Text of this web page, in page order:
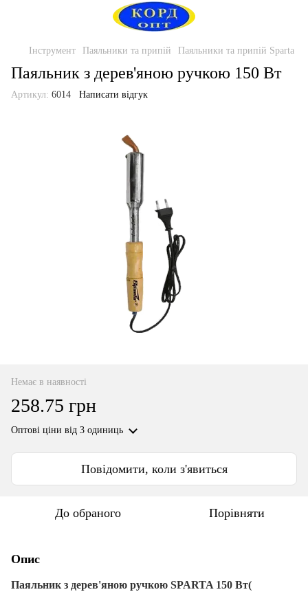
Інструмент Паяльники та припій Паяльники та припій Sparta
Паяльник з дерев'яною ручкою 150 Вт
Артикул: 6014 Написати відгук
Немає в наявності
258.75 грн
Оптові ціни від 3 одиниць
Повідомити, коли з'явиться
До обраного Порівняти
Опис
Паяльник з дерев'яною ручкою SPARTA 150 Вт(